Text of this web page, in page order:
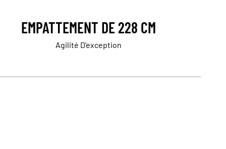
EMPATTEMENT DE 228 CM
Agilité D'exception